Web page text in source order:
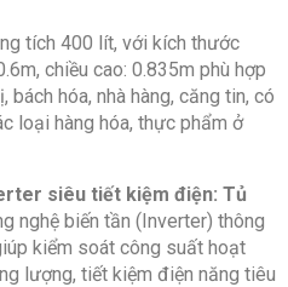
x 835 mm
tích 400 lít, với kích thước
chiều cao: 0.835m phù hợp
hóa, nhà hàng, căng tin, có
loại hàng hóa, thực phẩm ở
siêu tiết kiệm điện: Tủ
nghệ biến tần (Inverter) thông
kiểm soát công suất hoạt
lượng, tiết kiệm điện năng tiêu